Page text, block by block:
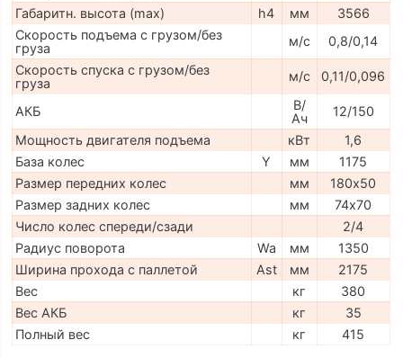
Габаритн. высота (max)
h4 мм
3566
Скорость подъема с грузом/без
груза
м/с
0,8/0,14
Скорость спуска с грузом/без
груза
м/с 0,11/0,096
АКБ
В/
Ач
12/150
Мощность двигателя подъема
кВт
1,6
База колес
Y мм
1175
Размер передних колес
мм
180х50
Размер задних колес
мм
74х70
Число колес спереди/сзади
2/4
Радиус поворота
Wa мм
1350
Ширина прохода с паллетой
Ast мм
2175
Вес
кг
380
Вес АКБ
кг
35
Полный вес
кг 415